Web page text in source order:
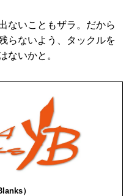
ないこともザラ。だから
らないよう、タックルを
ないかと。
）